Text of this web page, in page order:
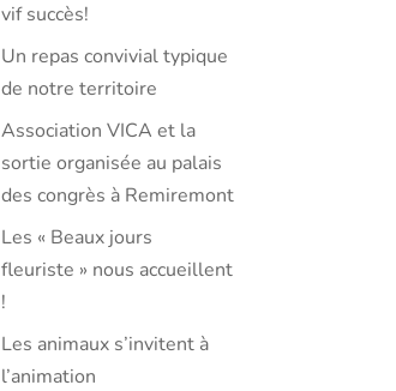
vif succès!
Un repas convivial typique
de notre territoire
Association VICA et la
sortie organisée au palais
des congrès à Remiremont
Les « Beaux jours
fleuriste » nous accueillent
!
Les animaux s’invitent à
l’animation